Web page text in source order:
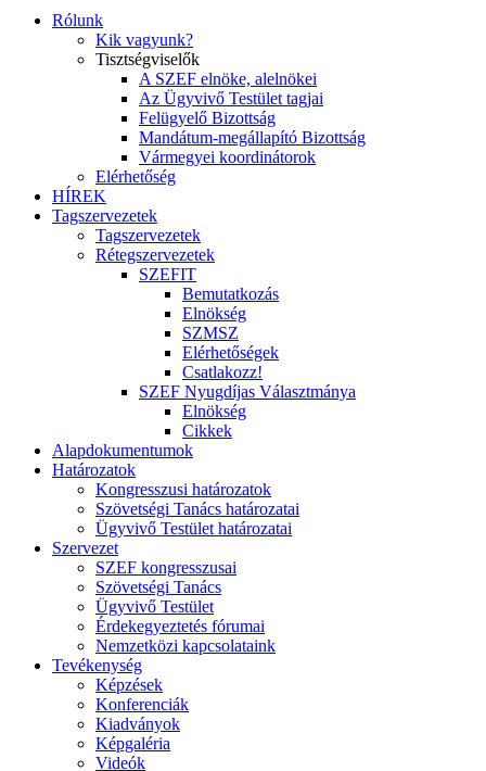
Rólunk
Kik vagyunk?
Tisztségviselők
A SZEF elnöke, alelnökei
Az Ügyvivő Testület tagjai
Felügyelő Bizottság
Mandátum-megállapító Bizottság
Vármegyei koordinátorok
Elérhetőség
HÍREK
Tagszervezetek
Tagszervezetek
Rétegszervezetek
SZEFIT
Bemutatkozás
Elnökség
SZMSZ
Elérhetőségek
Csatlakozz!
SZEF Nyugdíjas Választmánya
Elnökség
Cikkek
Alapdokumentumok
Határozatok
Kongresszusi határozatok
Szövetségi Tanács határozatai
Ügyvivő Testület határozatai
Szervezet
SZEF kongresszusai
Szövetségi Tanács
Ügyvivő Testület
Érdekegyeztetés fórumai
Nemzetközi kapcsolataink
Tevékenység
Képzések
Konferenciák
Kiadványok
Képgaléria
Videók